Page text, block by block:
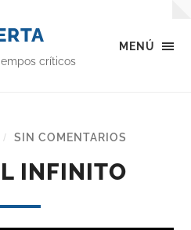
MENÚ
críticos
/ SIN COMENTARIOS
INFINITO